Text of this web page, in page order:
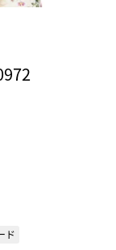
ド